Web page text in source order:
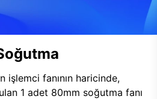
işlemci fanının haricinde,
1 adet 80mm soğutma fanı